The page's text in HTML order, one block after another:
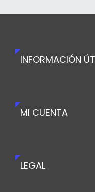
INFORMACIÓN
MI CUENTA
LEGAL